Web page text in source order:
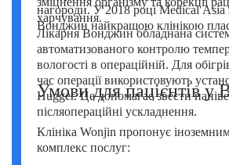
харчування.
Лікарня Вонджин обладнана
автоматизованого контролю
вологості в операційній. Для
час операції використовують
Hugger. Це допомагає звести
післяопераційні ускладнення.
нагороди. У 2018 році Medical Asia
Вонджин найкращою клінікою
Умови для пацієнтів у
Клініка Wonjin пропонує
комплекс послуг: